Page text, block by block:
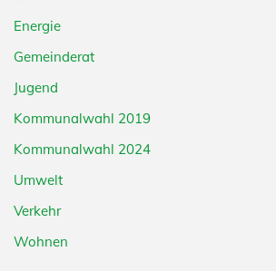
Energie
Gemeinderat
Jugend
Kommunalwahl 2019
Kommunalwahl 2024
Umwelt
Verkehr
Wohnen